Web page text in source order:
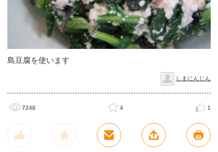
島豆腐を使います
しまにんじん
7248 4 1